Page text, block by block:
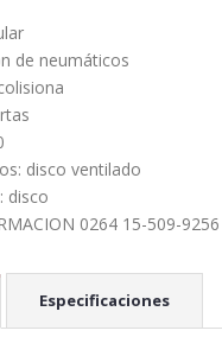
de neumáticos
disco ventilado
disco
0264 15-509-9256
Especificaciones